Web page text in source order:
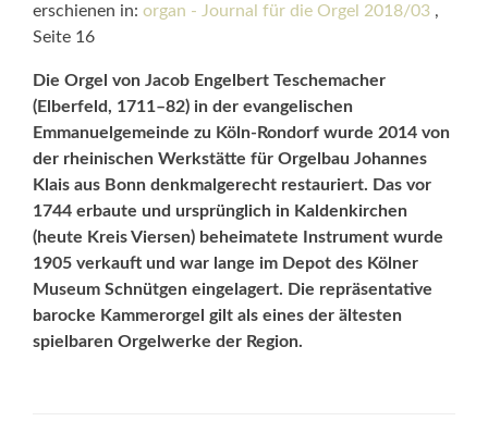
erschienen in: organ - Journal für die Orgel 2018/03 ,
Seite 16
Die Orgel von Jacob Engelbert Teschemacher
(Elberfeld, 1711–82) in der evangelischen
Emmanuelgemeinde zu Köln-Rondorf wurde 2014 von
der rheinischen Werkstätte für Orgelbau Johannes
Klais aus Bonn denkmalgerecht restauriert. Das vor
1744 erbaute und ursprünglich in Kaldenkirchen
(heute Kreis Viersen) beheimatete Instrument wurde
1905 verkauft und war lange im Depot des Kölner
Museum Schnütgen eingelagert. Die repräsentative
barocke Kammerorgel gilt als eines der ältesten
spielbaren Orgelwerke der Region.